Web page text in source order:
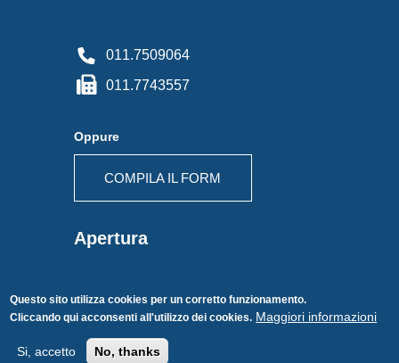
011.7509064
011.7743557
Oppure
COMPILA IL FORM
Apertura
Lunedì - Venerdì
Orari: 9.00-13.00 e 14.00-18.30
VUOI RESTARE IN CONTATTO
Questo sito utilizza cookies per un corretto funzionamento.
Cliccando qui acconsenti all'utilizzo dei cookies. Maggiori informazioni
Si, accetto No, thanks